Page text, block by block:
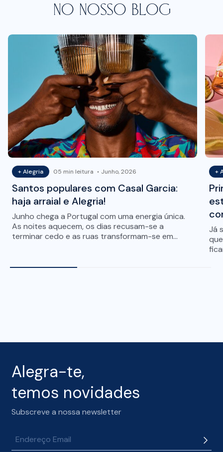
NO NOSSO BLOG
+ Alegria 05 min leitura Junho, 2026
Santos populares com Casal Garcia:
haja arraial e Alegria!
Junho chega a Portugal com uma energia única.
As noites aquecem, os dias recusam-se a
terminar cedo e as ruas transformam-se em
+
Já
Alegra-te,
temos novidades
Subscreve a nossa newsletter